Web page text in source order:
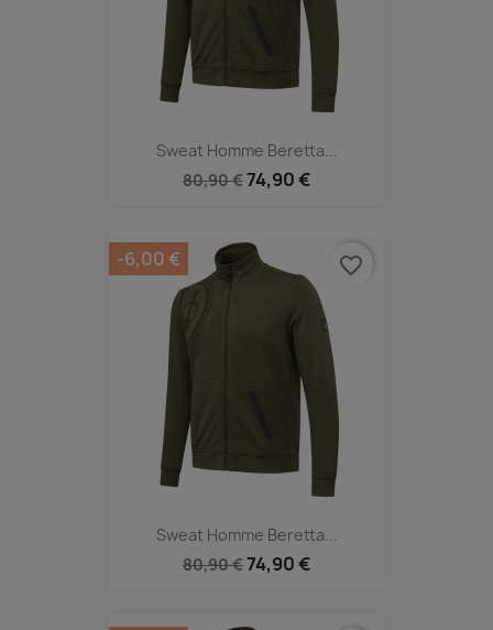
Sweat Homme Beretta...
80,90 €74,90 €
Sweat Homme Beretta...
80,90 €74,90 €
-6,00 € favorite_border